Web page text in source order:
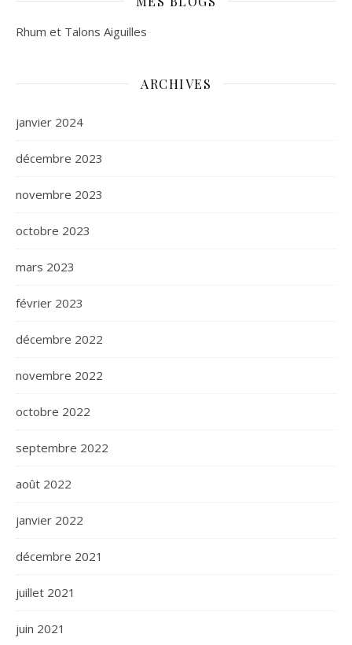
Rhum et Talons Aiguilles
ARCHIVES
janvier 2024
décembre 2023
novembre 2023
octobre 2023
mars 2023
février 2023
décembre 2022
novembre 2022
octobre 2022
septembre 2022
août 2022
janvier 2022
décembre 2021
juillet 2021
juin 2021